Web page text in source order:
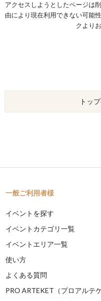
アクセスしようとしたページは
由により現在利用できない可能
クより
トッ
一般ご利用者様
イベントを探す
イベントカテゴリ一覧
イベントエリア一覧
使い方
よくある質問
PRO ARTEKET（プロアルテケ